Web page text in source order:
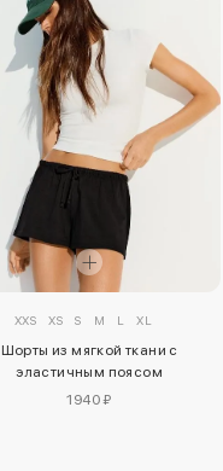
XXS XS S M L XL
Шорты из мягкой ткани с
эластичным поясом
1940 ₽